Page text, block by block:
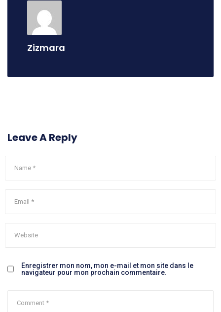
Zizmara
Leave A Reply
Enregistrer mon nom, mon e-mail et mon site dans le
navigateur pour mon prochain commentaire.